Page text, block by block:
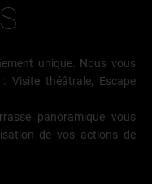
unique. Nous vous
Visite théâtrale, Escape
panoramique vous
de vos actions de